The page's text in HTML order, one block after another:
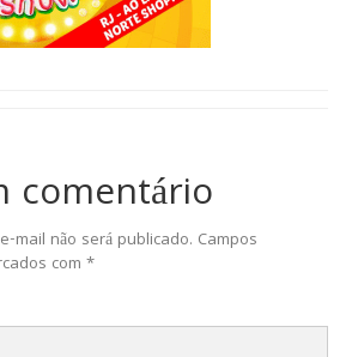
comentário
mail não será publicado. Campos
com *